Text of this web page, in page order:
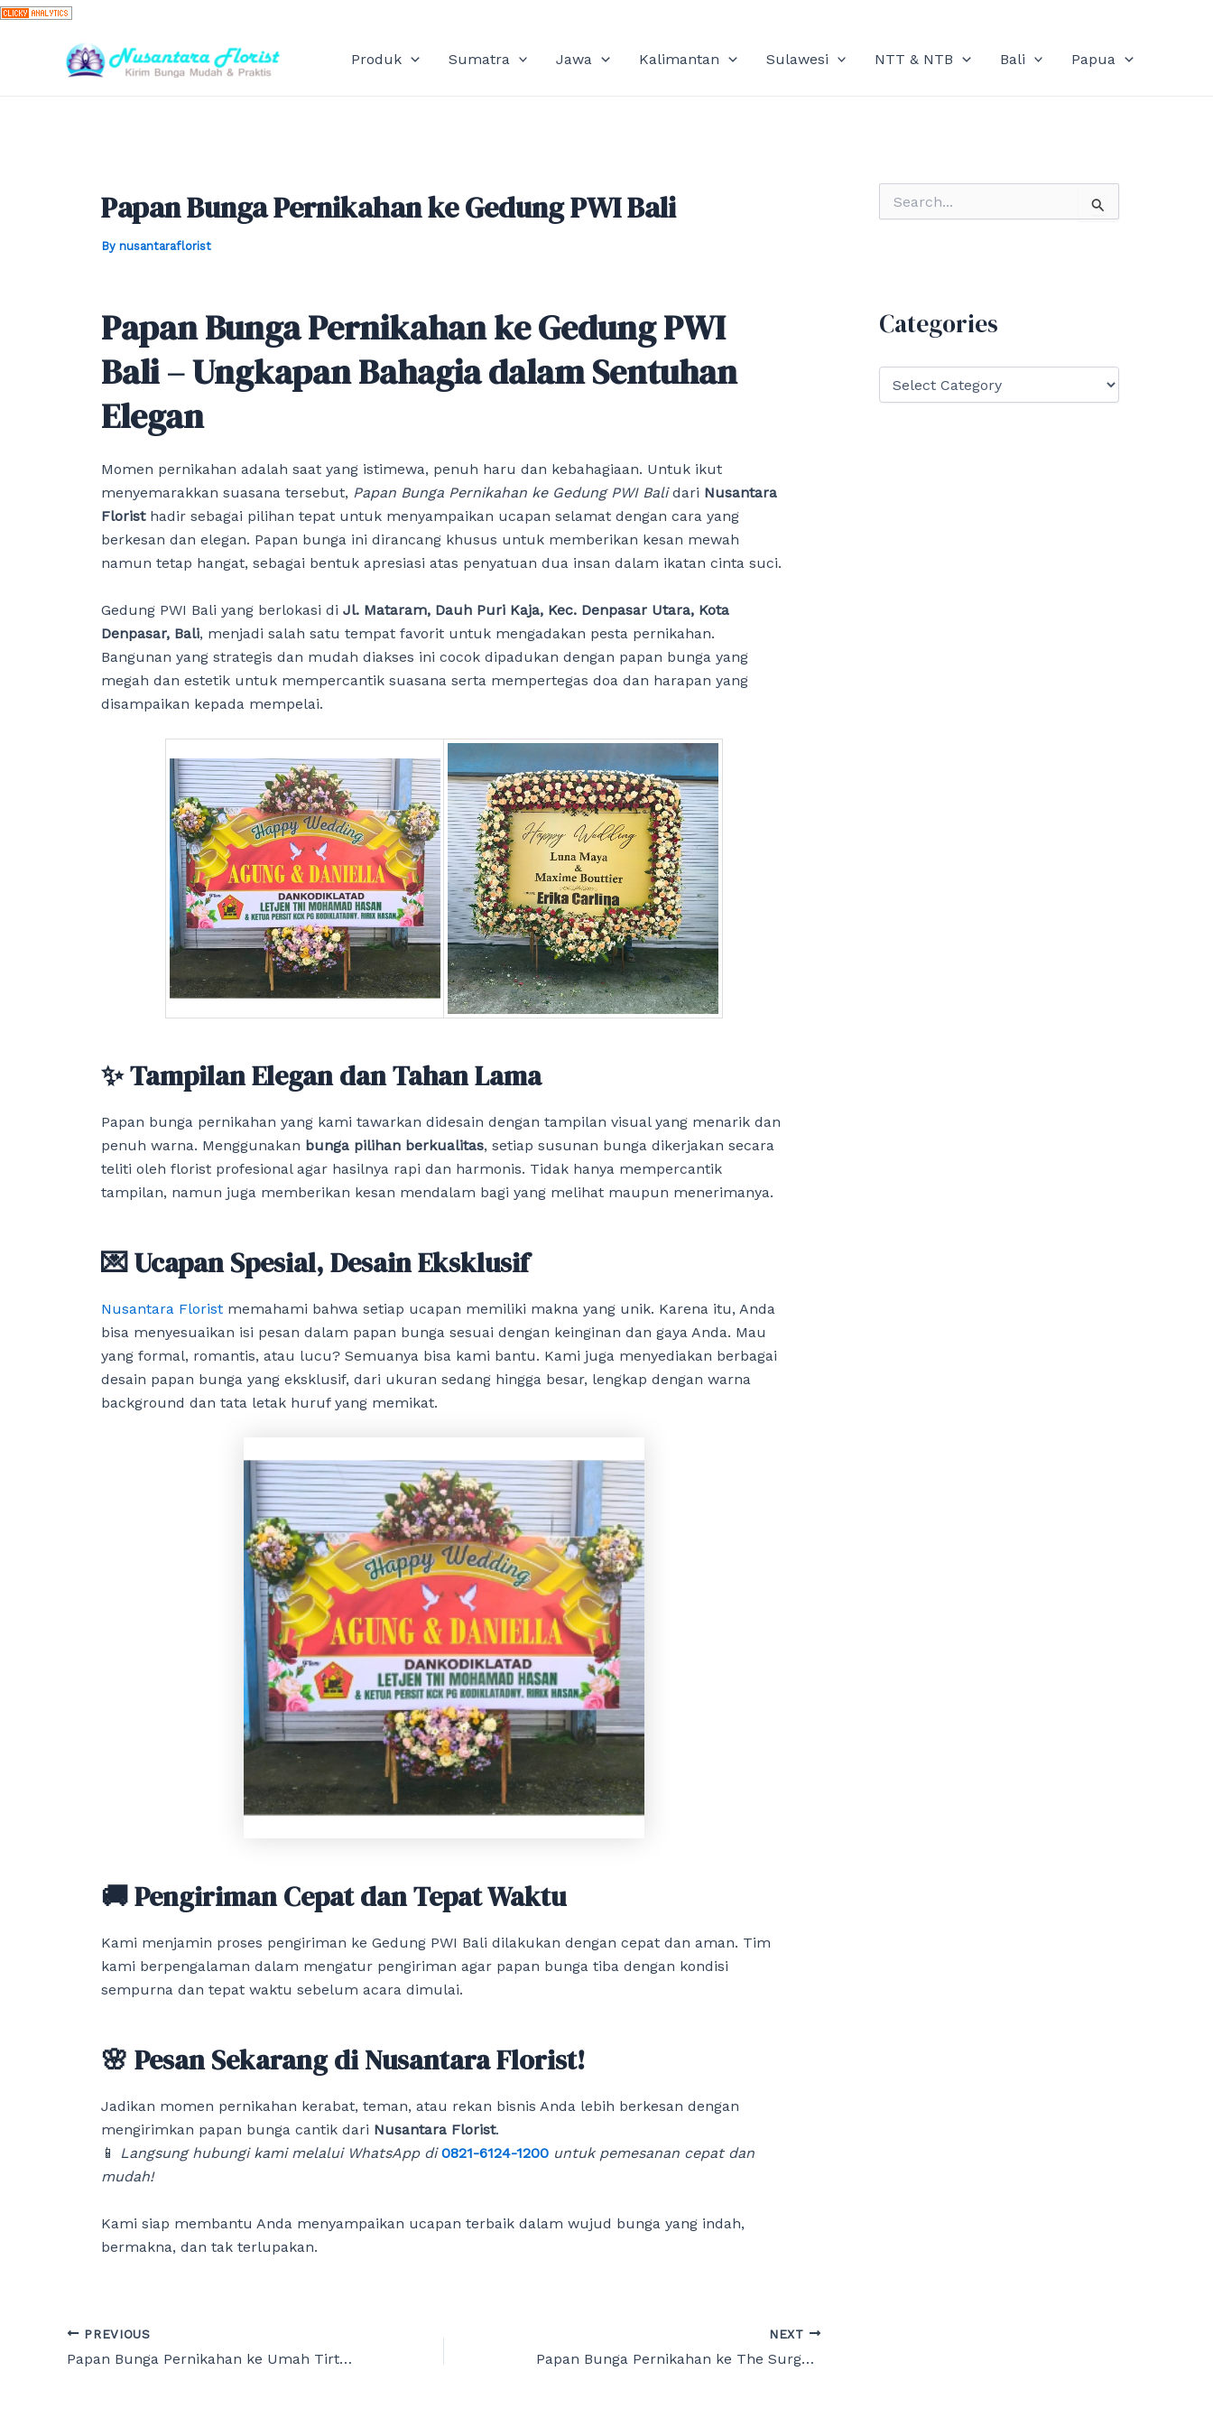
Skip
content
Produk Sumatra Jawa Kalimantan Sulawesi NTT & NTB Bali Papua
Papan Bunga Pernikahan ke Gedung PWI Bali
By nusantaraflorist
Papan Bunga Pernikahan ke Gedung PWI
Bali – Ungkapan Bahagia dalam Sentuhan
Elegan
Momen pernikahan adalah saat yang istimewa, penuh haru dan kebahagiaan. Untuk ikut
menyemarakkan suasana tersebut, Papan Bunga Pernikahan ke Gedung PWI Balidari Nusantara
Floristhadir sebagai pilihan tepat untuk menyampaikan ucapan selamat dengan cara yang
berkesan dan elegan. Papan bunga ini dirancang khusus untuk memberikan kesan mewah
namun tetap hangat, sebagai bentuk apresiasi atas penyatuan dua insan dalam ikatan cinta suci.
Gedung PWI Bali yang berlokasi di Jl. Mataram, Dauh Puri Kaja, Kec. Denpasar Utara, Kota
Denpasar, Bali, menjadi salah satu tempat favorit untuk mengadakan pesta pernikahan.
Bangunan yang strategis dan mudah diakses ini cocok dipadukan dengan papan bunga yang
megah dan estetik untuk mempercantik suasana serta mempertegas doa dan harapan yang
disampaikan kepada mempelai.
✨ Tampilan Elegan dan Tahan Lama
Papan bunga pernikahan yang kami tawarkan didesain dengan tampilan visual yang menarik dan
penuh warna. Menggunakan bunga pilihan berkualitas, setiap susunan bunga dikerjakan secara
teliti oleh florist profesional agar hasilnya rapi dan harmonis. Tidak hanya mempercantik
tampilan, namun juga memberikan kesan mendalam bagi yang melihat maupun menerimanya.
💌 Ucapan Spesial, Desain Eksklusif
Nusantara Florist memahami bahwa setiap ucapan memiliki makna yang unik. Karena itu, Anda
bisa menyesuaikan isi pesan dalam papan bunga sesuai dengan keinginan dan gaya Anda. Mau
yang formal, romantis, atau lucu? Semuanya bisa kami bantu. Kami juga menyediakan berbagai
desain papan bunga yang eksklusif, dari ukuran sedang hingga besar, lengkap dengan warna
background dan tata letak huruf yang memikat.
🚚 Pengiriman Cepat dan Tepat Waktu
Kami menjamin proses pengiriman ke Gedung PWI Bali dilakukan dengan cepat dan aman. Tim
kami berpengalaman dalam mengatur pengiriman agar papan bunga tiba dengan kondisi
sempurna dan tepat waktu sebelum acara dimulai.
🌸 Pesan Sekarang di Nusantara Florist!
Jadikan momen pernikahan kerabat, teman, atau rekan bisnis Anda lebih berkesan dengan
mengirimkan papan bunga cantik dari Nusantara Florist.
📱 Langsung hubungi kami melalui WhatsApp di 0821-6124-1200 untuk pemesanan cepat dan
mudah!
Kami siap membantu Anda menyampaikan ucapan terbaik dalam wujud bunga yang indah,
bermakna, dan tak terlupakan.
Post
navigation
PREVIOUS
Papan Bunga Pernikahan ke Umah Tirta Estate Bali
NEXT
Papan Bunga Pernikahan ke The Surga Villa Estate Bali
o
Categories